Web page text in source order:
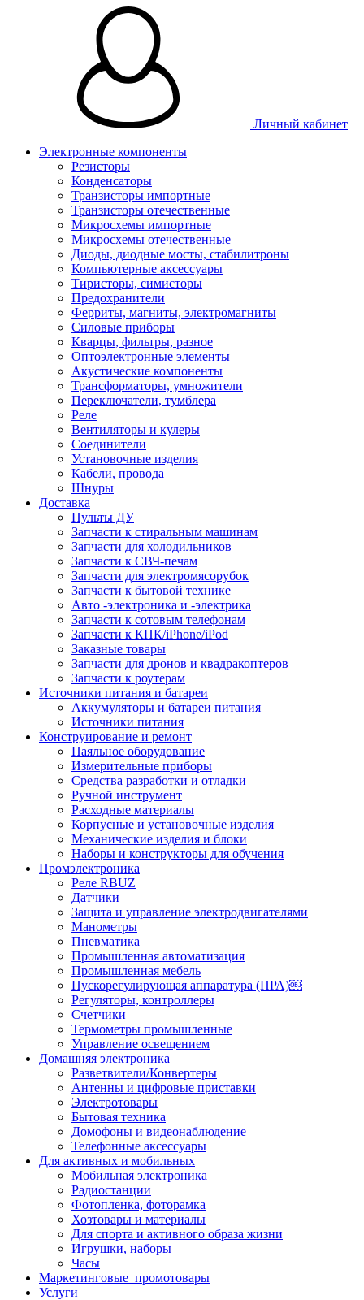
Личный кабинет
Электронные компоненты
Резисторы
Конденсаторы
Транзисторы импортные
Транзисторы отечественные
Микросхемы импортные
Микросхемы отечественные
Диоды, диодные мосты, стабилитроны
Компьютерные аксессуары
Тиристоры, симисторы
Предохранители
Ферриты, магниты, электромагниты
Силовые приборы
Кварцы, фильтры, разное
Оптоэлектронные элементы
Акустические компоненты
Трансформаторы, умножители
Переключатели, тумблера
Реле
Вентиляторы и кулеры
Соединители
Установочные изделия
Кабели, провода
Шнуры
Доставка
Пульты ДУ
Запчасти к стиральным машинам
Запчасти для холодильников
Запчасти к СВЧ-печам
Запчасти для электромясорубок
Запчасти к бытовой технике
Авто -электроника и -электрика
Запчасти к сотовым телефонам
Запчасти к КПК/iPhone/iPod
Заказные товары
Запчасти для дронов и квадракоптеров
Запчасти к роутерам
Источники питания и батареи
Аккумуляторы и батареи питания
Источники питания
Конструирование и ремонт
Паяльное оборудование
Измерительные приборы
Средства разработки и отладки
Ручной инструмент
Расходные материалы
Корпусные и установочные изделия
Механические изделия и блоки
Наборы и конструкторы для обучения
Промэлектроника
Реле RBUZ
Датчики
Защита и управление электродвигателями
Манометры
Пневматика
Промышленная автоматизация
Промышленная мебель
Пускорегулирующая аппаратура (ПРА)￼
Регуляторы, контроллеры
Счетчики
Термометры промышленные
Управление освещением
Домашняя электроника
Разветвители/Конвертеры
Антенны и цифровые приставки
Электротовары
Бытовая техника
Домофоны и видеонаблюдение
Телефонные аксессуары
Для активных и мобильных
Мобильная электроника
Радиостанции
Фотопленка, фоторамка
Хозтовары и материалы
Для спорта и активного образа жизни
Игрушки, наборы
Часы
Маркетинговые_промотовары
Услуги